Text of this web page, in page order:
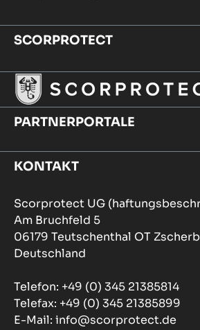
SCORPROTECT
PARTNERPORTALE
KONTAKT
Scorprotect UG
Am Bruchfeld 5
06179 Teutschenthal OT
Deutschland
Telefon: +49 (0) 345 21385814
Telefax: +49 (0) 345 21385899
E-Mail: info@scorprotect.de